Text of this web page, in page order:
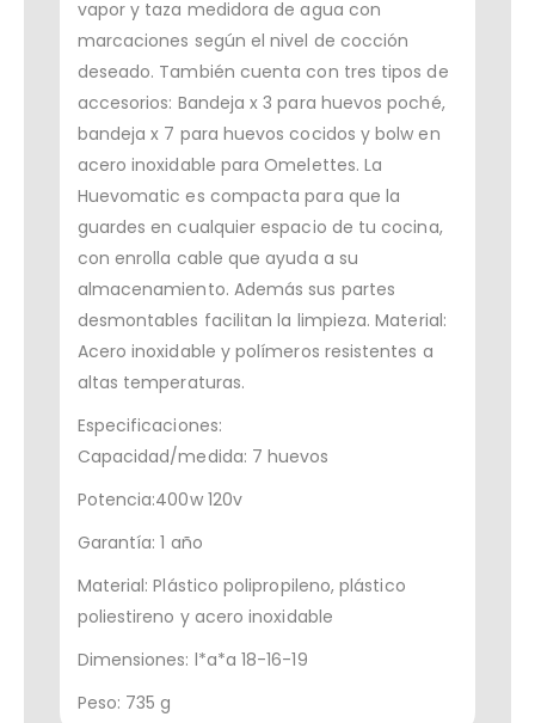
vapor y taza medidora de agua con
marcaciones según el nivel de cocción
deseado. También cuenta con tres tipos de
accesorios: Bandeja x 3 para huevos poché,
bandeja x 7 para huevos cocidos y bolw en
acero inoxidable para Omelettes. La
Huevomatic es compacta para que la
guardes en cualquier espacio de tu cocina,
con enrolla cable que ayuda a su
almacenamiento. Además sus partes
desmontables facilitan la limpieza. Material:
Acero inoxidable y polímeros resistentes a
altas temperaturas.
Especificaciones:
Capacidad/medida: 7 huevos
Potencia:400w 120v
Garantía: 1 año
Material: Plástico polipropileno, plástico
poliestireno y acero inoxidable
Dimensiones: l*a*a 18-16-19
Peso: 735 g